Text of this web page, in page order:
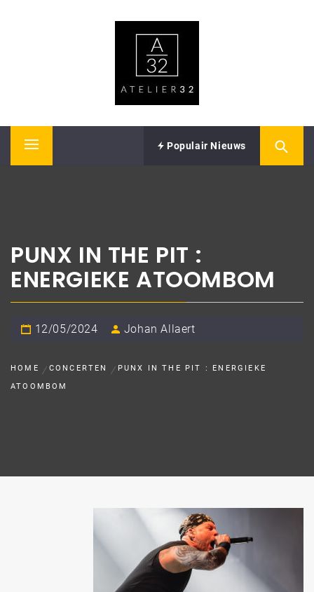
Primary
Populair Nieuws
PUNX IN THE PIT :
ENERGIEKE ATOOMBOM
12/05/2024 Johan Allaert
HOME CONCERTEN
PUNX IN THE PIT : ENERGIEKE
ATOOMBOM